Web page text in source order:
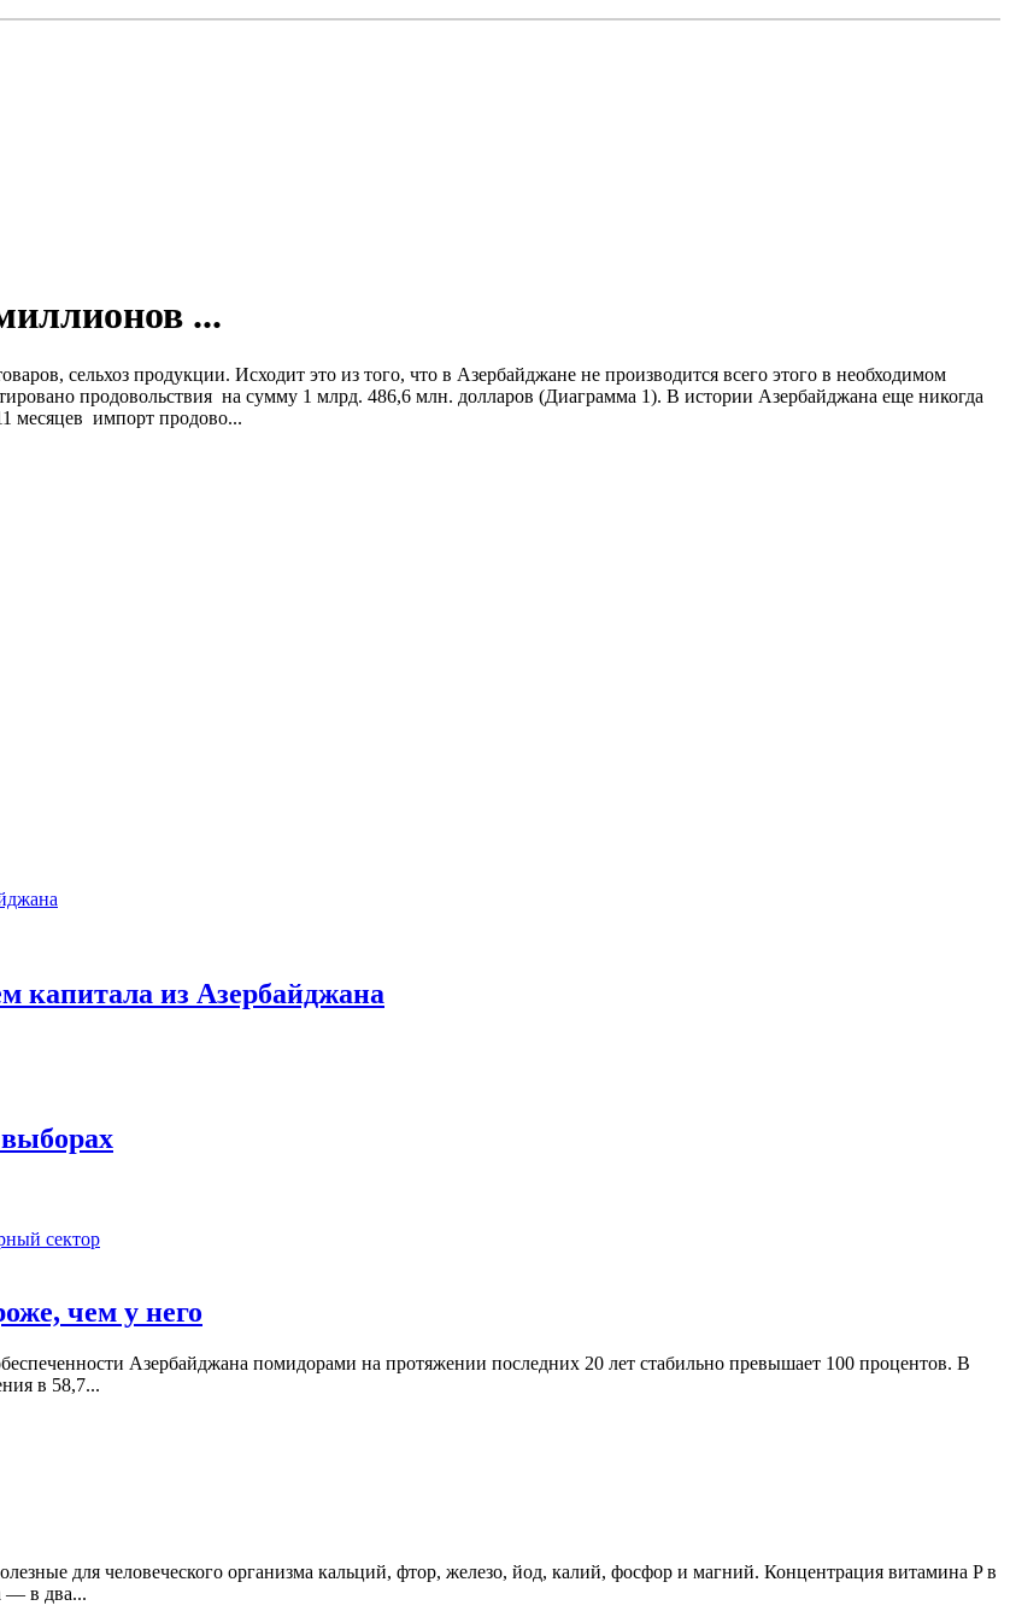
...
сельхоз продукции. Исходит это из того, что в Азербайджане не производится всего этого в необходимом
продовольствия на сумму 1 млрд. 486,6 млн. долларов (Диаграмма 1). В истории Азербайджана еще никогда
месяцев импорт продово...
капитала из Азербайджана
сектор
чем у него
Азербайджана помидорами на протяжении последних 20 лет стабильно превышает 100 процентов. В
в 58,7...
для человеческого организма кальций, фтор, железо, йод, калий, фосфор и магний. Концентрация витамина P в
— в два...